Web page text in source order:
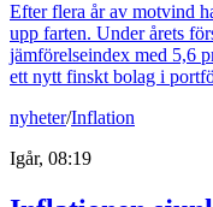
Efter flera år av motvind
upp farten. Under årets
jämförelseindex med 5,6
ett nytt finskt bolag i
nyheter/Inflation
Igår, 08:19